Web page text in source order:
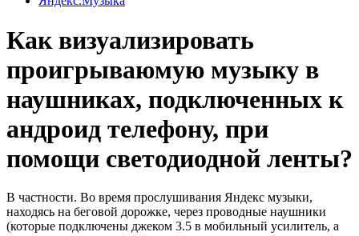
Как визуализировать
проигрываюмую музыку в
наушниках, подключенных к
андроид телефону, при
помощи светодиодной ленты?
В частности. Во время прослушивания Яндекс музыки,
находясь на беговой дорожке, через проводные наушники
(которые подключены джеком 3.5 в мобильный усилитель, а